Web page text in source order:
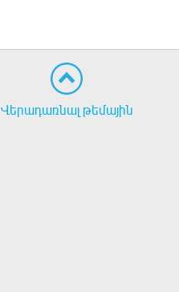
Վերադառնալ թեմային